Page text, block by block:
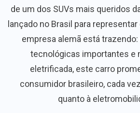
de um dos SUVs mais queridos
lançado no Brasil para
empresa alemã está
tecnológicas importantes e
eletrificada, este carro
consumidor brasileiro, cada
quanto à